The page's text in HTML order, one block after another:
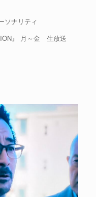
リティ
』 月～金 生放送